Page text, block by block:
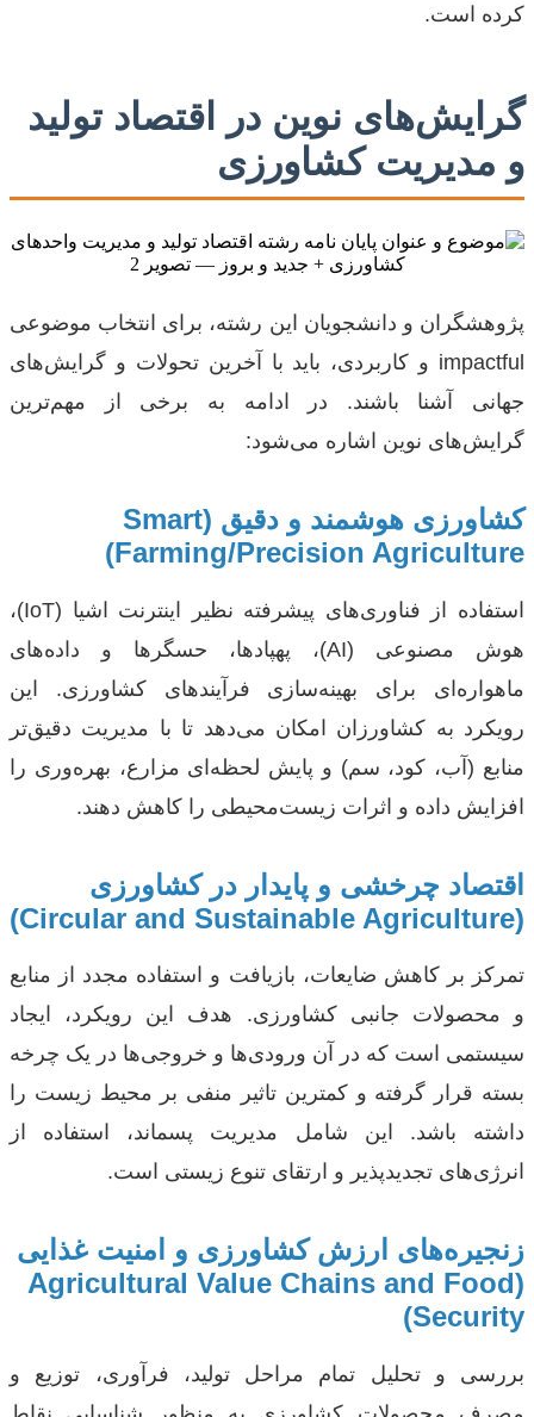
کرده است.
گرایش‌های نوین در اقتصاد تولید
و مدیریت کشاورزی
پژوهشگران و دانشجویان این رشته، برای انتخاب موضوعی
impactful و کاربردی، باید با آخرین تحولات و گرایش‌های
جهانی آشنا باشند. در ادامه به برخی از مهم‌ترین
گرایش‌های نوین اشاره می‌شود:
کشاورزی هوشمند و دقیق (Smart
Farming/Precision Agriculture)
استفاده از فناوری‌های پیشرفته نظیر اینترنت اشیا (IoT)،
هوش مصنوعی (AI)، پهپادها، حسگرها و داده‌های
ماهواره‌ای برای بهینه‌سازی فرآیندهای کشاورزی. این
رویکرد به کشاورزان امکان می‌دهد تا با مدیریت دقیق‌تر
منابع (آب، کود، سم) و پایش لحظه‌ای مزارع، بهره‌وری را
افزایش داده و اثرات زیست‌محیطی را کاهش دهند.
اقتصاد چرخشی و پایدار در کشاورزی
(Circular and Sustainable Agriculture)
تمرکز بر کاهش ضایعات، بازیافت و استفاده مجدد از منابع
و محصولات جانبی کشاورزی. هدف این رویکرد، ایجاد
سیستمی است که در آن ورودی‌ها و خروجی‌ها در یک چرخه
بسته قرار گرفته و کمترین تاثیر منفی بر محیط زیست را
داشته باشد. این شامل مدیریت پسماند، استفاده از
انرژی‌های تجدیدپذیر و ارتقای تنوع زیستی است.
زنجیره‌های ارزش کشاورزی و امنیت غذایی
(Agricultural Value Chains and Food
Security)
بررسی و تحلیل تمام مراحل تولید، فرآوری، توزیع و